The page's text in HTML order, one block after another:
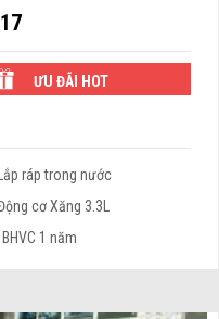
ƯU ĐÃI HOT
Lắp ráp trong nước
cơ Xăng 3.3L
1 năm